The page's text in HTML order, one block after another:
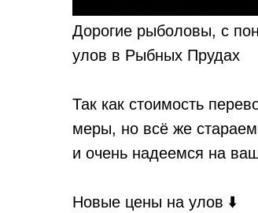
Дорогие рыболовы, с
улов в Рыбных Прудах
Так как стоимость
меры, но всё же
и очень надеемся на
Новые цены на улов ⬇️